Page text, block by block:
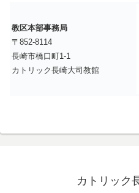
教区本部事務局
〒852-8114
長崎市橋口町1-1
カトリック長崎大司教館
カトリック